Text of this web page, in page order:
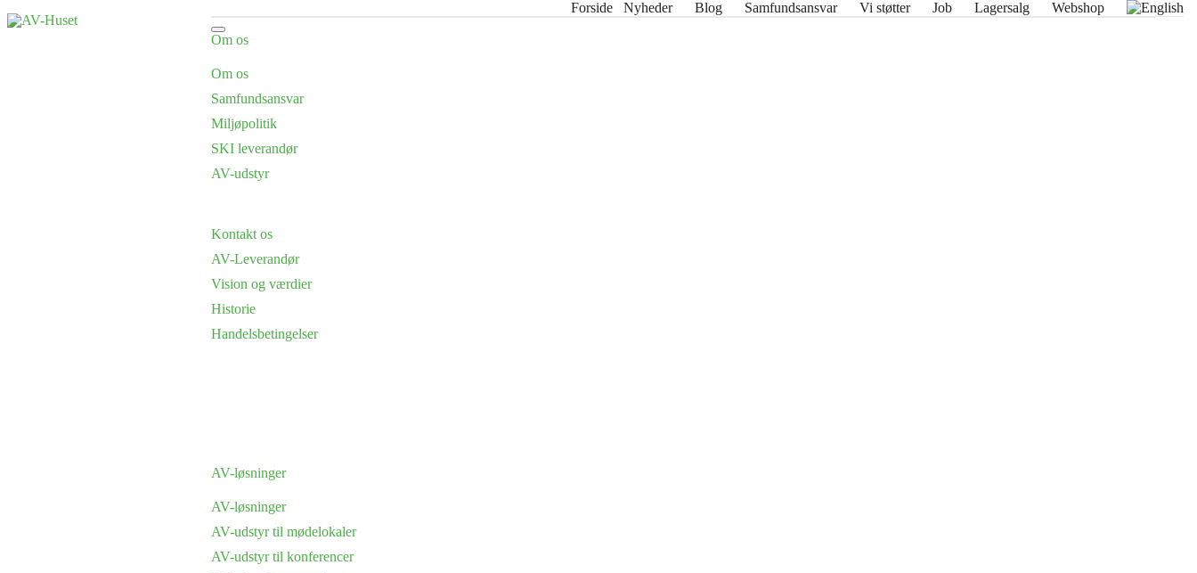
Forside Nyheder Blog Samfundsansvar Vi støtter Job Lagersalg Webshop
Om os
Om os
Samfundsansvar
Miljøpolitik
SKI leverandør
AV-udstyr
Kontakt os
AV-Leverandør
Vision og værdier
Historie
Handelsbetingelser
AV-løsninger
AV-løsninger
AV-udstyr til mødelokaler
AV-udstyr til konferencer